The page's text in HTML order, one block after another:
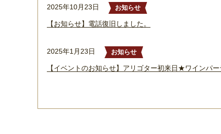
2025年10月23日 お知らせ
【お知らせ】電話復旧しました。
2025年1月23日 お知らせ
【イベントのお知らせ】アリゴター初来日★ワインパ